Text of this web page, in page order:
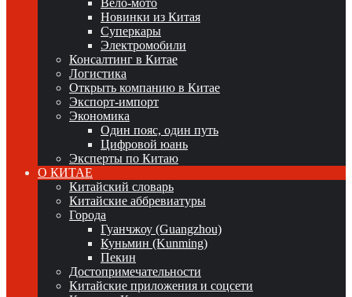
Вело-мото
Новинки из Китая
Суперкары
Электромобили
Консалтинг в Китае
Логистика
Открыть компанию в Китае
Экспорт-импорт
Экономика
Один пояс, один путь
Цифровой юань
Эксперты по Китаю
О КИТАЕ
Китайский словарь
Китайские аббревиатуры
Города
Гуанчжоу (Guangzhou)
Куньмин (Kunming)
Пекин
Достопримечательности
Китайские приложения и соцсети